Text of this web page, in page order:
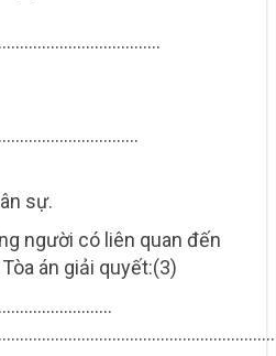
sự.
người có liên quan đến
án giải quyết:(3)